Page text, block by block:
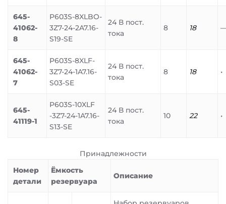
645-
41062-
8
P603S-8XLBO-
3Z7-24-2A7.16-
S19-SE
24 В пост.
тока
8 18
645-
41062-
7
P603S-8XLF-
3Z7-24-1A7.16-
S03-SE
24 В пост.
тока
8 18 •
645-
41119-1
P603S-10XLF
-3Z7-24-1A7.16-
S13-SE
24 В пост.
тока
10 22 •
Принадлежности
Номер
детали
Ёмкость
резервуара
Описание